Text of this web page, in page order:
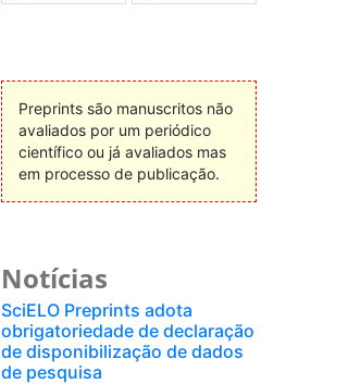
Preprints são manuscritos não
avaliados por um periódico
científico ou já avaliados mas
em processo de publicação.
Notícias
SciELO Preprints adota
obrigatoriedade de declaração
de disponibilização de dados
de pesquisa